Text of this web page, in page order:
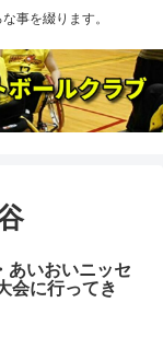
事を綴ります。
あいおいニッセ
会に行ってき